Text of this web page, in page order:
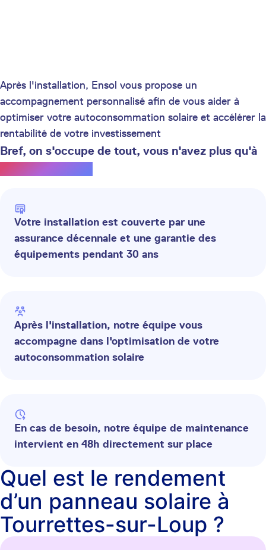
Après l'installation, Ensol vous propose un
accompagnement personnalisé afin de vous aider à
optimiser votre autoconsommation solaire et accélérer la
rentabilité de votre investissement
Bref, on s'occupe de tout, vous n'avez plus qu'à
profiter du soleil.
Votre installation est couverte par une
assurance décennale et une garantie des
équipements pendant 30 ans
Après l'installation, notre équipe vous
accompagne dans l'optimisation de votre
autoconsommation solaire
En cas de besoin, notre équipe de maintenance
intervient en 48h directement sur place
Quel est le rendement
d’un panneau solaire à
Tourrettes-sur-Loup ?